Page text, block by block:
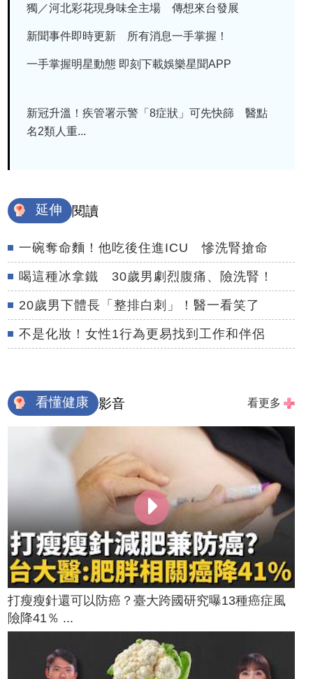
獨／河北彩花現身味全主場 傳想來台發展
新聞事件即時更新 所有消息一手掌握！
一手掌握明星動態 即刻下載娛樂星聞APP
新冠升溫！疾管署示警「8症狀」可先快篩 醫點
名2類人重...
延伸 閱讀
一碗奪命麵！他吃後住進ICU 慘洗腎搶命
喝這種冰拿鐵 30歲男劇烈腹痛、險洗腎！
20歲男下體長「整排白刺」！醫一看笑了
不是化妝！女性1行為更易找到工作和伴侶
看懂健康 影音 看更多
打瘦瘦針還可以防癌？臺大跨國研究曝13種癌症風
險降41％ ...